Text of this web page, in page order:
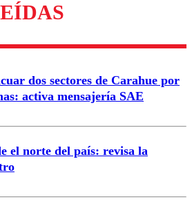
Enviar comentario
dos sectores de Carahue por
activa mensajería SAE
el norte del país: revisa la